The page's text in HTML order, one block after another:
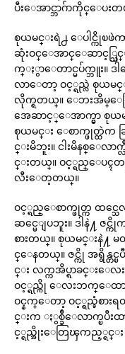
ပီးေအာင္ဘာဂ်ာကိုင္ေပ
စုယမင္းရဲ႕ ေပါင္ကိုၿဖဲ
ဆုံးဝင္ေအာင္ေဆာင့္သြ
က္ႏွာေတာင္မပ်က္ဘူး
လာေတာ့ ဝင့္ရည္လဲ စုယမ
လိုက္ရတယ္။ ေဘးအိမ္ေတြ
အေဆာင့္ေအာက္မွာ စုယမ
စုယမင္း ေစာက္ဖုတ္ထဲက ဆ
င္းမိဘူး။ ငါးမိနစ္ေလာ
င္းတယ္။ ဝင့္ရည္ေပၚတက္ခ
လီးေတ့တယ္။
ဝင့္ရည္ေစာက္ဖုတ္က ထင္
ဆင္မေျပဘူး။ ဒါနဲ႔ ဇ
စားတယ္။ စုယမင္းနဲ႔
င္ေနတယ္။ ဇင္ကို အရွိန္တင္
င္း လက္ကအိပ္ရာခင္းေလ
ဝင့္ရည္ကို ေလးဘက္ေထာ
ဝင္နက္ေတာ့ ဝင့္ရည္ခံစာ
င္းက ႏွစ္ခ်ီေလာက္ၿပီး
င့္ရည္အိုးေတြၾကည့္ရင္း